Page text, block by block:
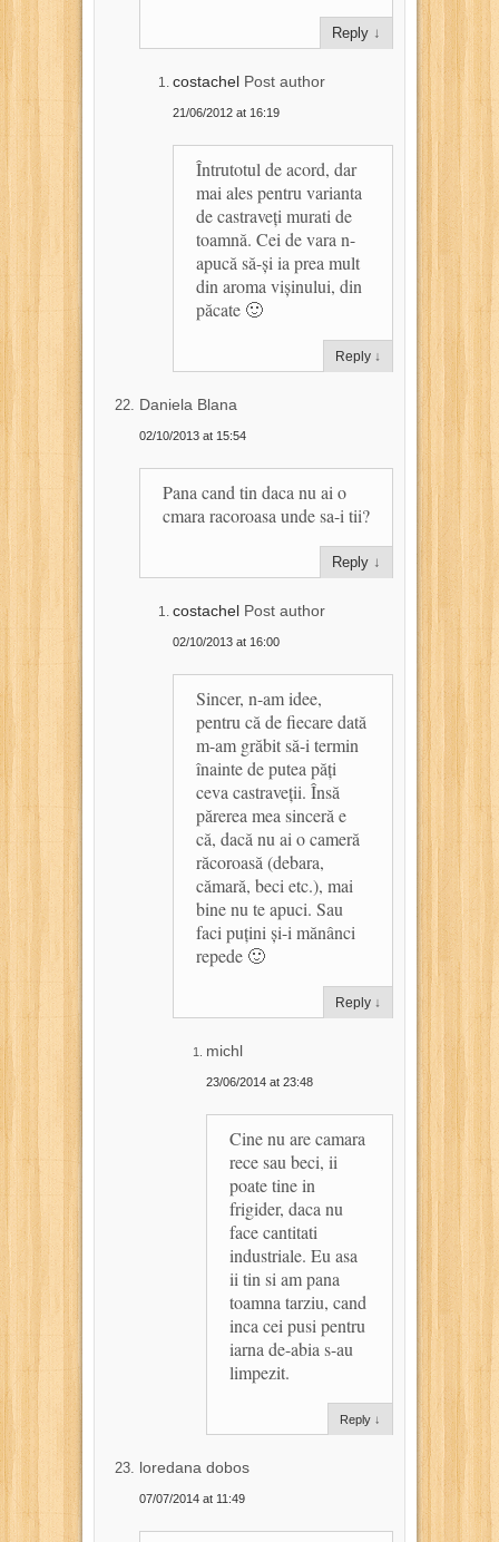
Reply ↓
costachel Post author
21/06/2012 at 16:19
Întrutotul de acord, dar
mai ales pentru varianta
de castraveți murati de
toamnă. Cei de vara n-
apucă să-și ia prea mult
din aroma vișinului, din
păcate 🙂
Reply ↓
Daniela Blana
02/10/2013 at 15:54
Pana cand tin daca nu ai o
cmara racoroasa unde sa-i tii?
Reply ↓
costachel Post author
02/10/2013 at 16:00
Sincer, n-am idee,
pentru că de fiecare dată
m-am grăbit să-i termin
înainte de putea păți
ceva castraveții. Însă
părerea mea sinceră e
că, dacă nu ai o cameră
răcoroasă (debara,
cămară, beci etc.), mai
bine nu te apuci. Sau
faci puțini și-i mănânci
repede 🙂
Reply ↓
michl
23/06/2014 at 23:48
Cine nu are camara
rece sau beci, ii
poate tine in
frigider, daca nu
face cantitati
industriale. Eu asa
ii tin si am pana
toamna tarziu, cand
inca cei pusi pentru
iarna de-abia s-au
limpezit.
Reply ↓
loredana dobos
07/07/2014 at 11:49